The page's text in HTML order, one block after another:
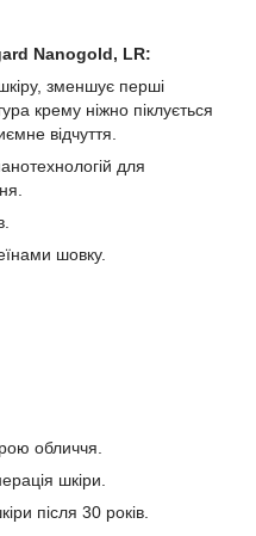
Nanogold, LR:
зменшує перші
крему ніжно піклується
відчуття.
для
шовку.
обличчя.
шкіри.
після 30 років.